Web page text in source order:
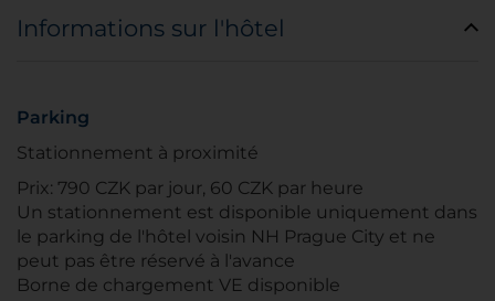
Informations sur l'hôtel
Parking
Stationnement à proximité
Prix: 790 CZK par jour, 60 CZK par heure
Un stationnement est disponible uniquement dans
le parking de l'hôtel voisin NH Prague City et ne
peut pas être réservé à l'avance
Borne de chargement VE disponible